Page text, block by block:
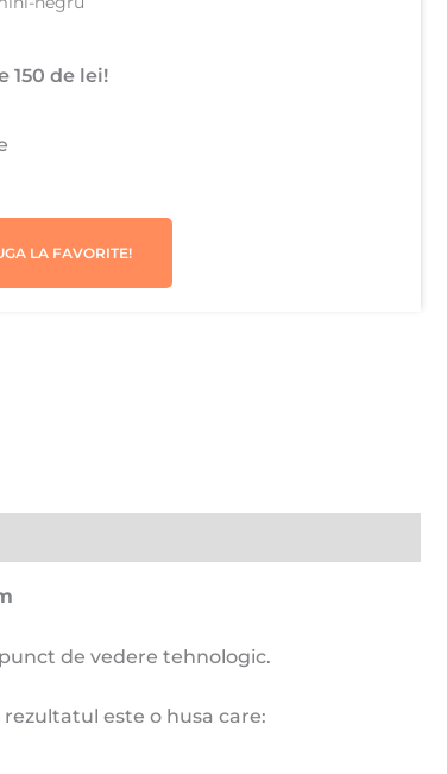
150 de lei!
LA FAVORITE!
de vedere tehnologic.
este o husa care: